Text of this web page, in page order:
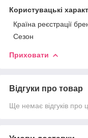
Користувацькі
Країна реєстрації
Сезон
Приховати
Відгуки про товар
Ще немає відгуків про